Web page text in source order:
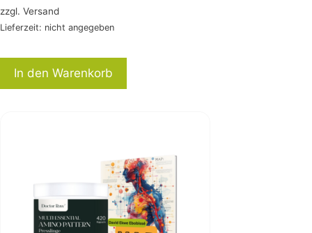
Preis
war:
ist:
zzgl. Versand
Lieferzeit: nicht angegeben
In den Warenkorb